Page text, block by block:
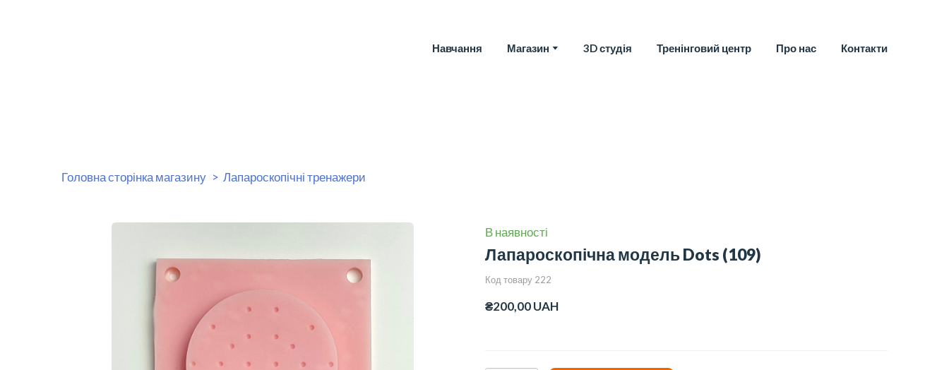
Навчання Магазин 3D студія Тренінговий центр Про нас Контакти
Головна сторінка магазину Лапароскопічні тренажери
В наявності
Лапароскопічна модель Dots (109)
Код товару 222
₴200,00 UAH